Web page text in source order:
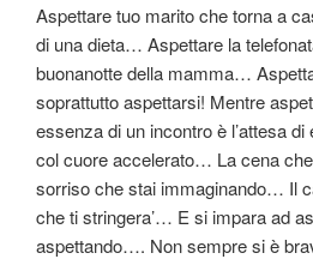
Aspettare tuo marito che torna a
di una dieta… Aspettare la
buonanotte della mamma…
soprattutto aspettarsi! Mentre
essenza di un incontro è l’attesa
col cuore accelerato… La cena
sorriso che stai immaginando… Il
che ti stringera’… E si impara ad
aspettando…. Non sempre si è